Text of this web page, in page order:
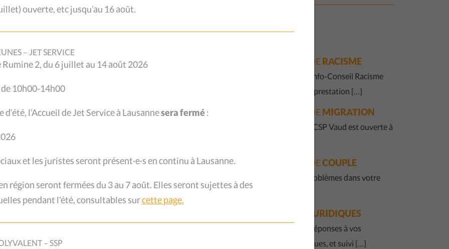
nouveau numéro des
QUESTIONS DERACISME
La Permanence Info-Conseil Racisme
est une nouvelle prestation […]
QUESTIONS DEMIGRATION
La Fraternité du CSP Vaud est ouverte à
QUESTIONS DECOUPLE
Vous avez des problèmes dans votre
JURIDIQUES
Accueil, écoute, réponses à vos
questions juridiques, et suivi […]
ouverte, etc jusqu’au 16 août.
– JET SERVICE
Rumine 2, du 6 juillet au 14 août 2026
10h00-14h00
d’été, l’Accueil de Jet Service à Lausannesera fermé:
et les juristes seront présent·e·s en continu à Lausanne.
région seront fermées du 3 au 7 août. Elles seront sujettes à des
pendant l’été, consultables surcette page.
– SSP